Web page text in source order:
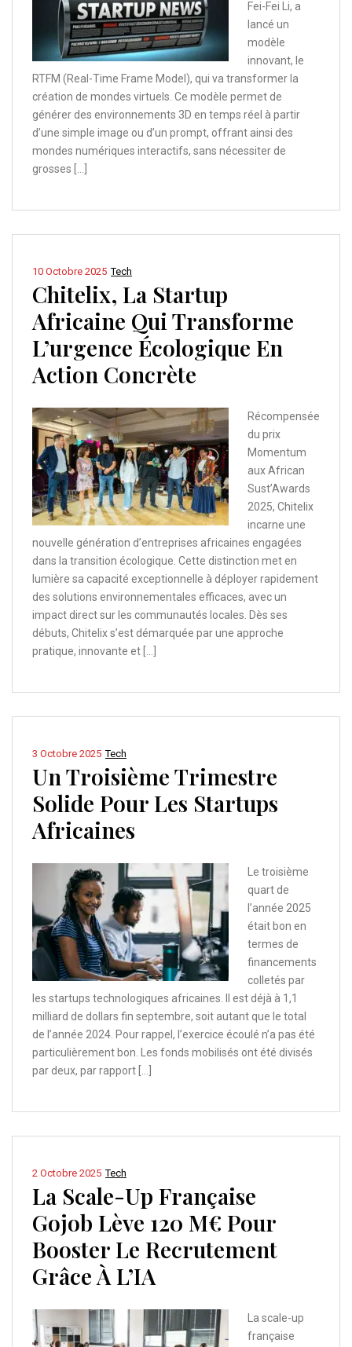
Fei-Fei Li, a
lancé un
modèle
innovant, le
RTFM (Real-Time Frame Model), qui va transformer la
création de mondes virtuels. Ce modèle permet de
générer des environnements 3D en temps réel à partir
d’une simple image ou d’un prompt, offrant ainsi des
mondes numériques interactifs, sans nécessiter de
grosses […]
Tech
10 Octobre 2025
Chitelix, La Startup
Africaine Qui Transforme
L’urgence Écologique En
Action Concrète
Récompensée
du prix
Momentum
aux African
Sust’Awards
2025, Chitelix
incarne une
nouvelle génération d’entreprises africaines engagées
dans la transition écologique. Cette distinction met en
lumière sa capacité exceptionnelle à déployer rapidement
des solutions environnementales efficaces, avec un
impact direct sur les communautés locales. Dès ses
débuts, Chitelix s’est démarquée par une approche
pratique, innovante et […]
Tech
3 Octobre 2025
Un Troisième Trimestre
Solide Pour Les Startups
Africaines
Le troisième
quart de
l’année 2025
était bon en
termes de
financements
colletés par
les startups technologiques africaines. Il est déjà à 1,1
milliard de dollars fin septembre, soit autant que le total
de l’année 2024. Pour rappel, l’exercice écoulé n’a pas été
particulièrement bon. Les fonds mobilisés ont été divisés
par deux, par rapport […]
Tech
2 Octobre 2025
La Scale-Up Française
Gojob Lève 120 M€ Pour
Booster Le Recrutement
Grâce À L’IA
La scale-up
française